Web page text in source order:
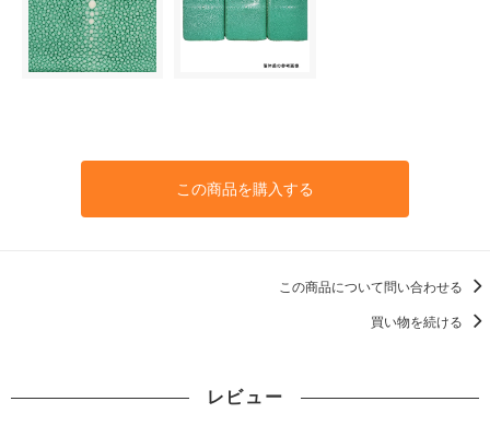
この商品を購入する
この商品について問い合わせる
買い物を続ける
レビュー